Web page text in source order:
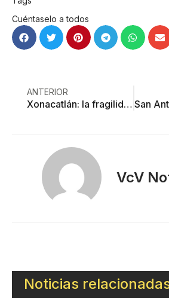
Cuéntaselo a todos
ANTERIOR
Xonacatlán: la fragilidad y arte de las esferas
VcV
Noticias